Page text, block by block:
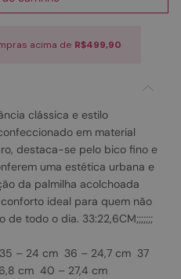
acima de R$499,90
clássica e estilo
em material
destaca-se pelo bico fino e
uma estética urbana e
da palmilha acolchoada
ideal para quem não
de todo o dia. 33:22,6CM;;;;;;;
– 24 cm 36 – 24,7 cm 37
cm 40 – 27,4 cm